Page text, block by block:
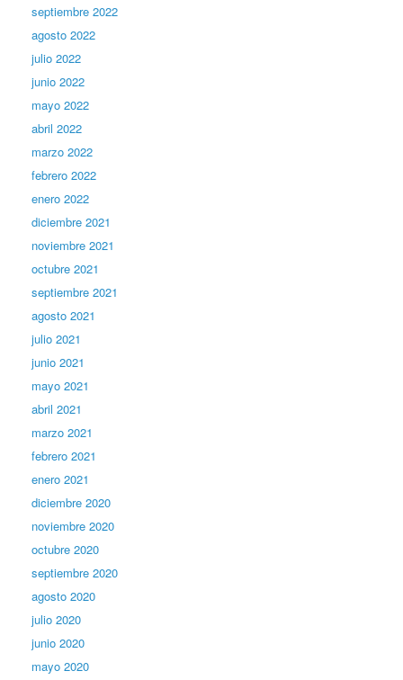
septiembre 2022
agosto 2022
julio 2022
junio 2022
mayo 2022
abril 2022
marzo 2022
febrero 2022
enero 2022
diciembre 2021
noviembre 2021
octubre 2021
septiembre 2021
agosto 2021
julio 2021
junio 2021
mayo 2021
abril 2021
marzo 2021
febrero 2021
enero 2021
diciembre 2020
noviembre 2020
octubre 2020
septiembre 2020
agosto 2020
julio 2020
junio 2020
mayo 2020